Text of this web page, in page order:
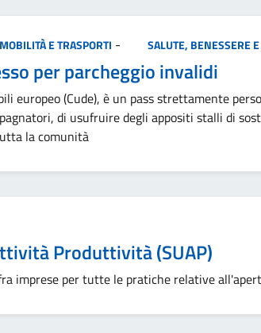
MOBILITÀ E TRASPORTI - SALUTE, BENESSERE
per parcheggio invalidi
europeo (Cude), è un pass strettamente
di usufruire degli appositi stalli di
la comunità
Produttività (SUAP)
imprese per tutte le pratiche relative